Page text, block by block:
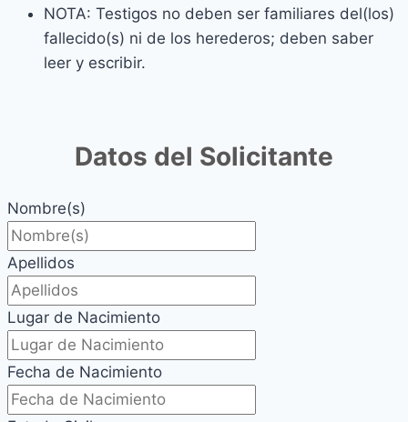
NOTA: Testigos no deben ser familiares del(los)
fallecido(s) ni de los herederos; deben saber
leer y escribir.
Datos del Solicitante
Nombre(s)
Apellidos
Lugar de Nacimiento
Fecha de Nacimiento